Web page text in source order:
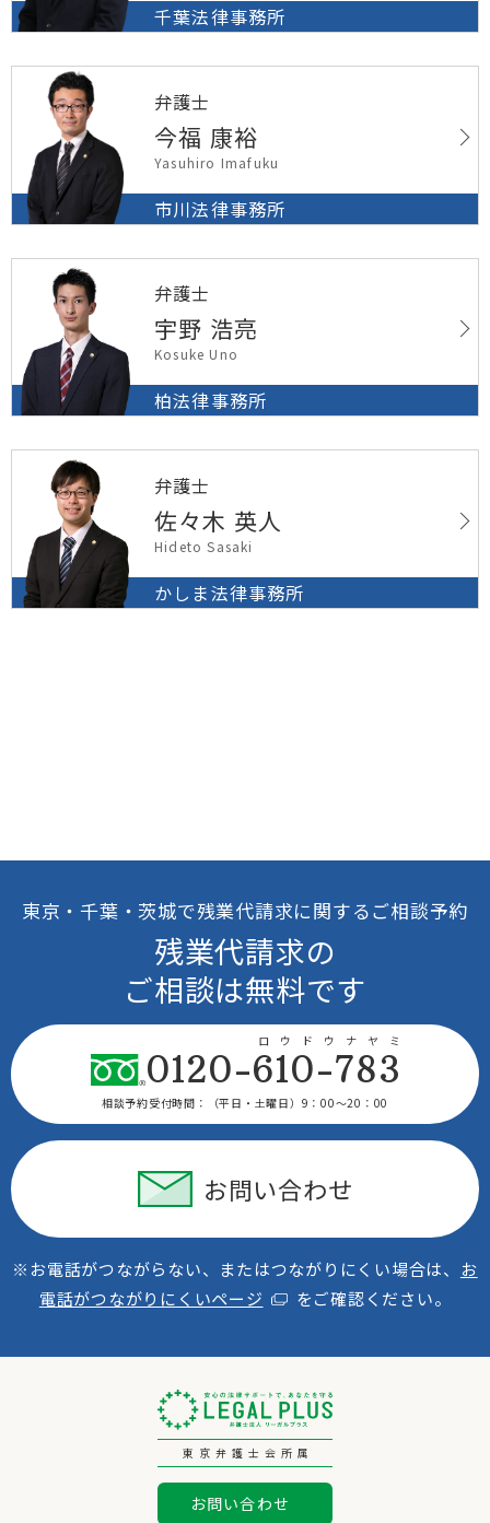
千葉法律事務所
弁護士
今福 康裕
Yasuhiro Imafuku
市川法律事務所
弁護士
宇野 浩亮
Kosuke Uno
柏法律事務所
弁護士
佐々木 英人
Hideto Sasaki
かしま法律事務所
東京・千葉・茨城で残業代請求に関するご相談予約
残業代請求の
ご相談は無料です
0120-610-783
ロウドウナヤミ
相談予約受付時間： （平日・土曜日）9：00〜20：00
お問い合わせ
※お電話がつながらない、またはつながりにくい場合は、
お
電話がつながりにくいページ
をご確認ください。
東京弁護士会所属
お問い合わせ